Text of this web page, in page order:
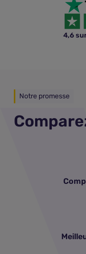
4,6
Notre promesse